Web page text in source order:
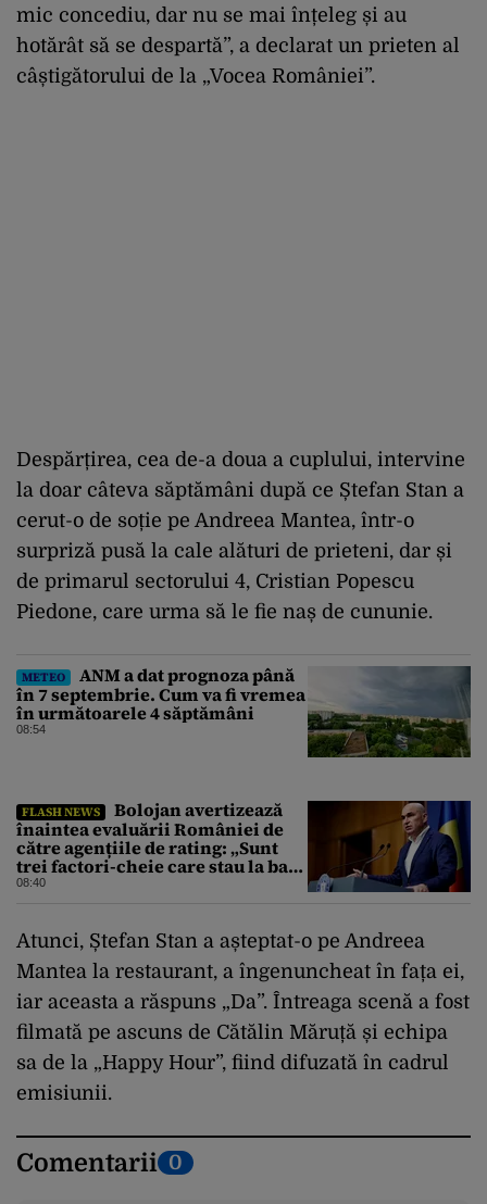
mic concediu, dar nu se mai înțeleg și au
hotărât să se despartă”, a declarat un prieten al
câștigătorului de la „Vocea României”.
Despărțirea, cea de-a doua a cuplului, intervine
la doar câteva săptămâni după ce Ștefan Stan a
cerut-o de soție pe Andreea Mantea, într-o
surpriză pusă la cale alături de prieteni, dar și
de primarul sectorului 4, Cristian Popescu
Piedone, care urma să le fie naș de cununie.
METEO
ANM a dat prognoza până
în 7 septembrie. Cum va fi vremea
în următoarele 4 săptămâni
08:54
FLASH NEWS
Bolojan avertizează
înaintea evaluării României de
către agențiile de rating: „Sunt
trei factori-cheie care stau la baza
acestor evaluări”
08:40
Atunci, Ștefan Stan a așteptat-o pe Andreea
Mantea la restaurant, a îngenuncheat în fața ei,
iar aceasta a răspuns „Da”. Întreaga scenă a fost
filmată pe ascuns de Cătălin Măruță și echipa
sa de la „Happy Hour”, fiind difuzată în cadrul
emisiunii.
Comentarii 0